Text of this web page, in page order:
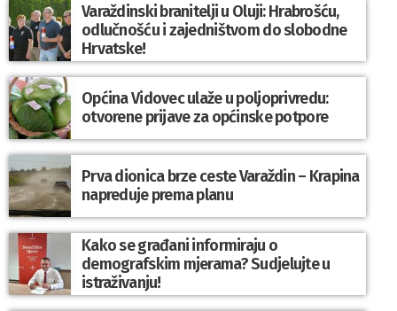
Varaždinski branitelji u Oluji: Hrabrošću,
odlučnošću i zajedništvom do slobodne
Hrvatske!
Općina Vidovec ulaže u poljoprivredu:
otvorene prijave za općinske potpore
Prva dionica brze ceste Varaždin – Krapina
napreduje prema planu
Kako se građani informiraju o
demografskim mjerama? Sudjelujte u
istraživanju!